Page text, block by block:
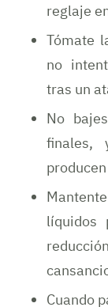
reglaje
Tómate
no
tras un
No
finales,
líquidos
Cuando